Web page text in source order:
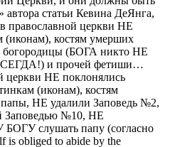
автора статьи Кевина ДеЯнга,
церкви НЕ
(иконам), костям умерших
богородицы (БОГА никто НЕ
и прочей фетиши…
церкви НЕ поклонялись
(иконам), костям
НЕ удалили Заповедь №2,
Заповедью №10, НЕ
слушать папу (согласно
is obliged to abide by the